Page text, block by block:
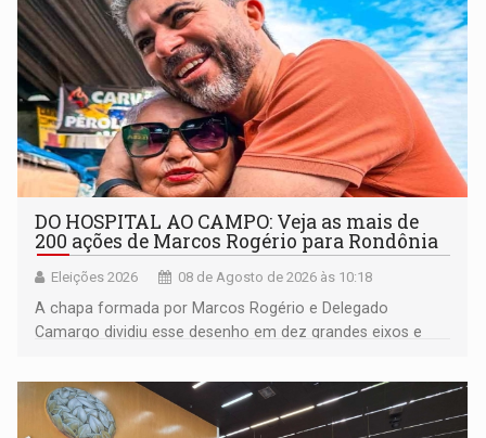
DO HOSPITAL AO CAMPO: Veja as mais de
200 ações de Marcos Rogério para Rondônia
Eleições 2026 08 de Agosto de 2026 às 10:18
A chapa formada por Marcos Rogério e Delegado
Camargo dividiu esse desenho em dez grandes eixos e